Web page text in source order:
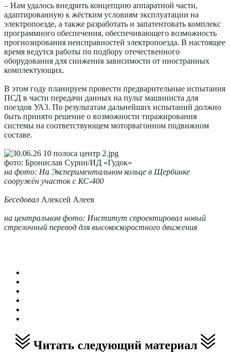
– Нам удалось внедрить концепцию аппаратной части,
адаптированную к жёстким условиям эксплуатации на
электропоезде, а также разработать и запатентовать комплекс
программного обеспечения, обеспечивающего возможность
прогнозирования неисправностей электропоезда. В настоящее
время ведутся работы по подбору отечественного
оборудования для снижения зависимости от иностранных
комплектующих.
В этом году планируем провести предварительные испытания
ПСД в части передачи данных на пульт машиниста для
поездов УА3. По результатам дальнейших испытаний должно
быть принято решение о возможности тиражирования
системы на соответствующем моторвагонном подвижном
составе.
фото: Бронислав Сурин/ИД «Гудок»
на фото: На Экспериментальном кольце в Щербинке
сооружён участок с КС-400
Беседовал Алексей Алеев
на центральном фото: Институт спроектировал новый
стрелочный перевод для высокоскоростного движения
Читать следующий материал